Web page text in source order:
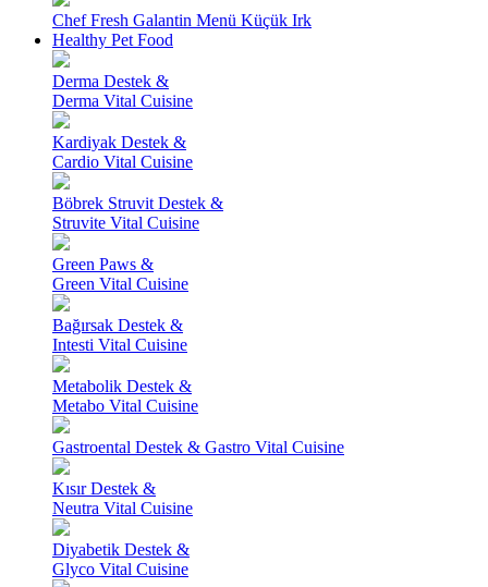
Chef Fresh Galantin Menü Küçük Irk
Healthy Pet Food
Derma Destek &
Derma Vital Cuisine
Kardiyak Destek &
Cardio Vital Cuisine
Böbrek Struvit Destek &
Struvite Vital Cuisine
Green Paws &
Green Vital Cuisine
Bağırsak Destek &
Intesti Vital Cuisine
Metabolik Destek &
Metabo Vital Cuisine
Gastroental Destek & Gastro Vital Cuisine
Kısır Destek &
Neutra Vital Cuisine
Diyabetik Destek &
Glyco Vital Cuisine